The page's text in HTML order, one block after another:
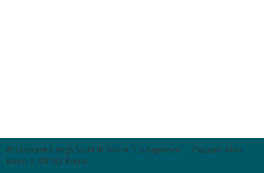
© Università degli Studi di Roma "La Sapienza" - Piazzale Aldo
Moro 5, 00185 Roma